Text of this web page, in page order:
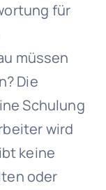
für
müssen
Die
Schulung
wird
keine
oder